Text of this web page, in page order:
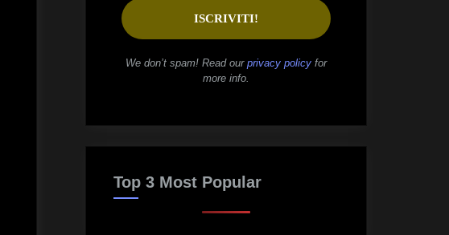
We don’t spam! Read our privacy policy for
more info.
Top 3 Most Popular